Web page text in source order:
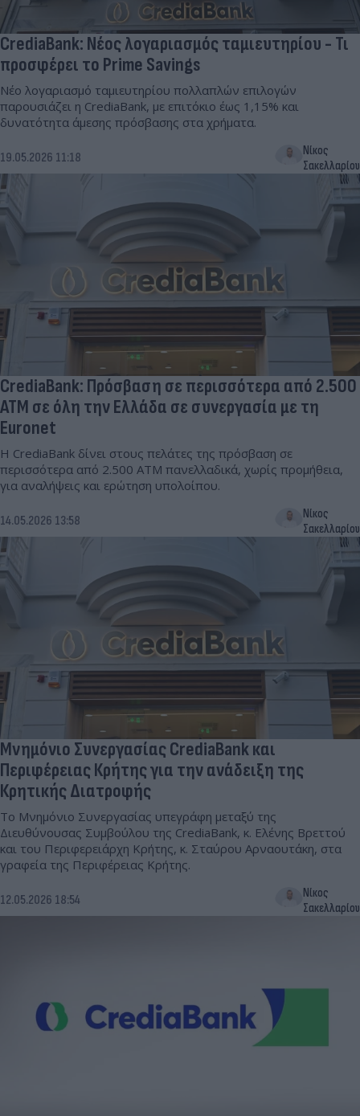
CrediaBank: Νέος λογαριασμός ταμιευτηρίου - Τι
προσφέρει το Prime Savings
Νέο λογαριασμό ταμιευτηρίου πολλαπλών επιλογών
παρουσιάζει η CrediaBank, με επιτόκιο έως 1,15% και
δυνατότητα άμεσης πρόσβασης στα χρήματα.
19.05.2026 11:18
Νίκος
Σακελλαρίου
CrediaBank: Πρόσβαση σε περισσότερα από 2.500
ΑΤΜ σε όλη την Ελλάδα σε συνεργασία με τη
Euronet
Η CrediaBank δίνει στους πελάτες της πρόσβαση σε
περισσότερα από 2.500 ΑΤΜ πανελλαδικά, χωρίς προμήθεια,
για αναλήψεις και ερώτηση υπολοίπου.
14.05.2026 13:58
Νίκος
Σακελλαρίου
Μνημόνιο Συνεργασίας CrediaBank και
Περιφέρειας Κρήτης για την ανάδειξη της
Κρητικής Διατροφής
Το Μνημόνιο Συνεργασίας υπεγράφη μεταξύ της
Διευθύνουσας Συμβούλου της CrediaBank, κ. Ελένης Βρεττού
και του Περιφερειάρχη Κρήτης, κ. Σταύρου Αρναουτάκη, στα
γραφεία της Περιφέρειας Κρήτης.
12.05.2026 18:54
Νίκος
Σακελλαρίου